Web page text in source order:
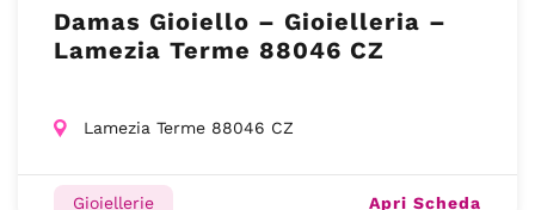
Damas Gioiello – Gioielleria –
Lamezia Terme 88046 CZ
Lamezia Terme 88046 CZ
Gioiellerie Apri Scheda